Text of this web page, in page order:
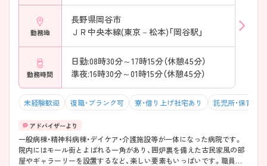
勤務地
長野県岡谷市
ＪＲ中央本線(東京－松本)「岡谷駅」
勤務時間
日勤:08時30分～17時15分（休憩45分）
準夜:16時30分～01時15分（休憩45分）
未経験歓迎 復職・ブランク可 寮・借り上げ社宅あり 託児所・保育支
一般病棟・精神科病棟・デイケア・介護施設等が一体になった病院です。
院内にはモール街とよばれる一角があり、囲炉裏を備えた古民家風の部
屋やギャラーリーを設置するなど、楽しい要素もいっぱいです。職員の